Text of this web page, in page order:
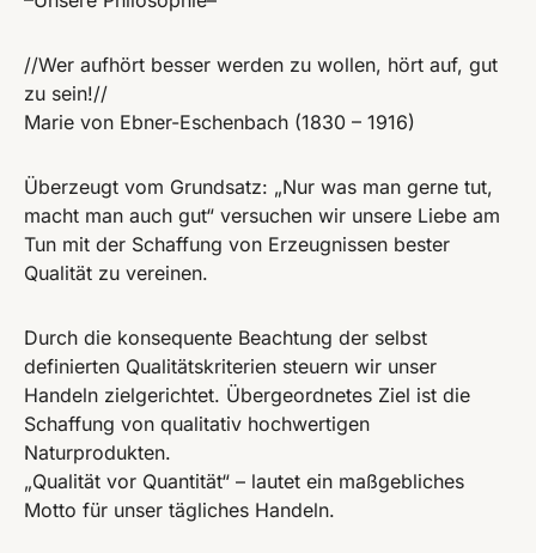
//Wer aufhört besser werden zu wollen, hört auf, gut
zu sein!//
Marie von Ebner-Eschenbach (1830 – 1916)
Überzeugt vom Grundsatz: „Nur was man gerne tut,
macht man auch gut“ versuchen wir unsere Liebe am
Tun mit der Schaffung von Erzeugnissen bester
Qualität zu vereinen.
Durch die konsequente Beachtung der selbst
definierten Qualitätskriterien steuern wir unser
Handeln zielgerichtet. Übergeordnetes Ziel ist die
Schaffung von qualitativ hochwertigen
Naturprodukten.
„Qualität vor Quantität“ – lautet ein maßgebliches
Motto für unser tägliches Handeln.